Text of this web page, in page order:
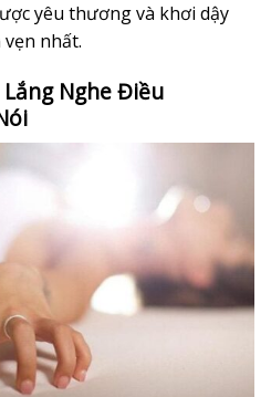
yêu thương và khơi dậy
nhất.
Nghe Điều